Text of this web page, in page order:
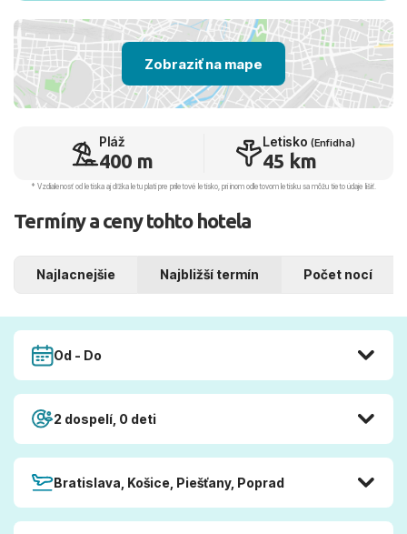
Zobraziť na mape
Pláž
400 m
Letisko (Enfidha)
45 km
* Vzdialenosť od letiska aj dľžka letu platí pre príletové letisko, pri inom odletovom letisku sa môžu tieto údaje líšiť.
Termíny a ceny tohto hotela
Najlacnejšie Najbližší termín Počet nocí
Od - Do
2 dospelí, 0 deti
Bratislava, Košice, Piešťany, Poprad